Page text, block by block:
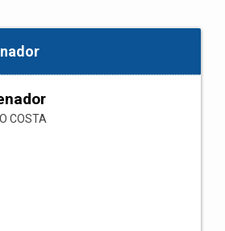
COSTA